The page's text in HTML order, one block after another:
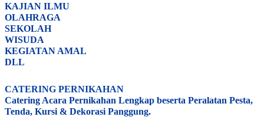
KAJIAN ILMU
OLAHRAGA
SEKOLAH
WISUDA
KEGIATAN AMAL
DLL
CATERING PERNIKAHAN
Catering Acara Pernikahan Lengkap beserta Peralatan Pesta,
Tenda, Kursi & Dekorasi Panggung.